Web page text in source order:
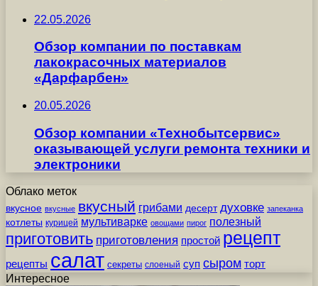
22.05.2026
Обзор компании по поставкам
лакокрасочных материалов
«Дарфарбен»
20.05.2026
Обзор компании «Технобытсервис»
оказывающей услуги ремонта техники и
электроники
Облако меток
вкусное вкусные вкусный грибами десерт духовке запеканка
котлеты курицей мультиварке овощами пирог полезный
приготовить приготовления простой рецепт
рецепты салат секреты слоеный суп сыром торт
Интересное